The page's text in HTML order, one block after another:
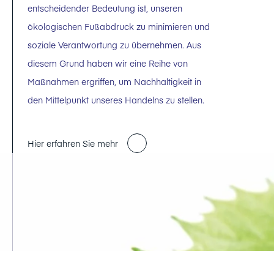
entscheidender Bedeutung ist, unseren
ökologischen Fußabdruck zu minimieren und
soziale Verantwortung zu übernehmen. Aus
diesem Grund haben wir eine Reihe von
Maßnahmen ergriffen, um Nachhaltigkeit in
den Mittelpunkt unseres Handelns zu stellen.
Hier erfahren Sie mehr